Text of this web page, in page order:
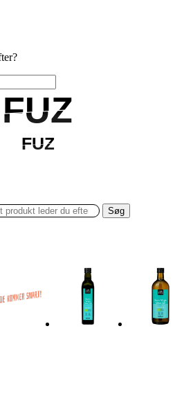
FUZ
FUZ
FUZ
FUZ
Søg